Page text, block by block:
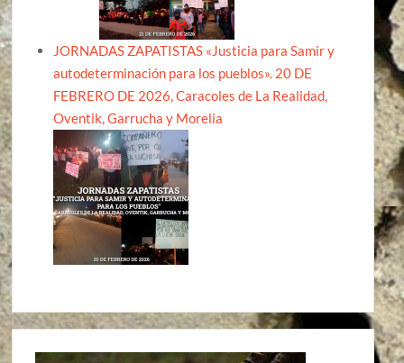
JORNADAS ZAPATISTAS «Justicia para Samir y
autodeterminación para los pueblos». 20 DE
FEBRERO DE 2026, Caracoles de La Realidad,
Oventik, Garrucha y Morelia